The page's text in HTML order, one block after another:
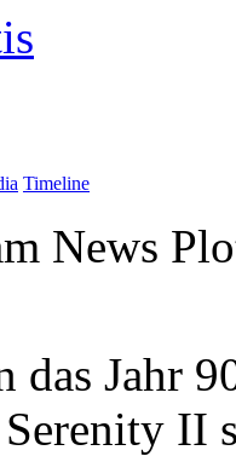
Timeline
News
das Jahr
II